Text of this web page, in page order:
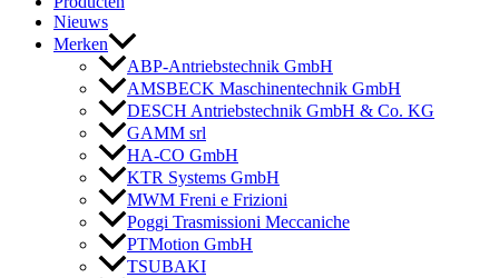
Nieuws
Merken
ABP-Antriebstechnik GmbH
AMSBECK Maschinentechnik GmbH
DESCH Antriebstechnik GmbH & Co. KG
GAMM srl
HA-CO GmbH
KTR Systems GmbH
MWM Freni e Frizioni
Poggi Trasmissioni Meccaniche
PTMotion GmbH
TSUBAKI